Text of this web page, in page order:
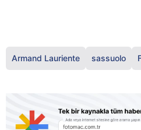
Armand Lauriente sassuolo